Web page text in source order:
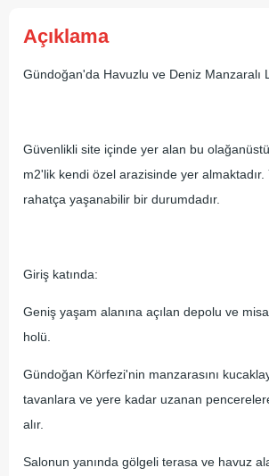
Açıklama
Gündoğan'da Havuzlu ve Deniz Manzaralı
Güvenlikli site içinde yer alan bu
m2'lik kendi özel arazisinde yer almaktadır.
rahatça yaşanabilir bir durumdadır.
Giriş katında:
Geniş yaşam alanına açılan depolu ve
holü.
Gündoğan Körfezi'nin manzarasını
tavanlara ve yere kadar uzanan
alır.
Salonun yanında gölgeli terasa ve havuz